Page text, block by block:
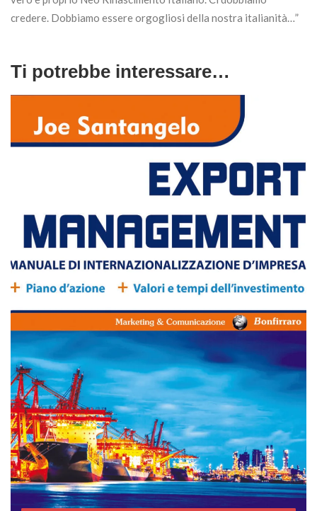
credere. Dobbiamo essere orgogliosi della nostra italianità…”
Ti potrebbe interessare…